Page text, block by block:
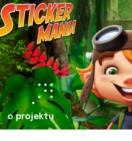
o projektu